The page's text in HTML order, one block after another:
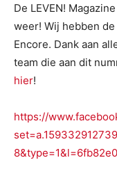
De LEVEN!
weer! Wij hebben
Encore. Dank aan
team die aan dit
hier!
https://